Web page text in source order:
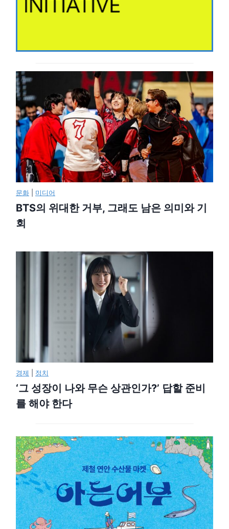
문화 미디어
BTS의 위대한 거부, 그래도 남은 의미와 기
회
경제 정치
‘그 성장이 나와 무슨 상관인가?’ 답할 준비
를 해야 한다